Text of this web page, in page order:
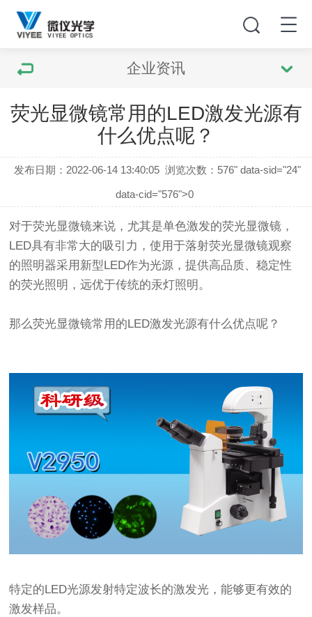
企业资讯
荧光显微镜常用的LED激发光源有
什么优点呢？
发布日期：2022-06-14 13:40:05 浏览次数： 576" data-sid="24"
data-cid="576">0
对于荧光显微镜来说，尤其是单色激发的荧光显微镜 ，
LED具有非常大的吸引力，使用于落射荧光显微镜观察
的照明器采用新型LED作为光源，提供高品质、稳定性
的荧光照明，远优于传统的汞灯照明。
那么荧光显微镜常用的LED激发光源有什么优点呢？
特定的LED光源发射特定波长的激发光，能够更有效的
激发样品。